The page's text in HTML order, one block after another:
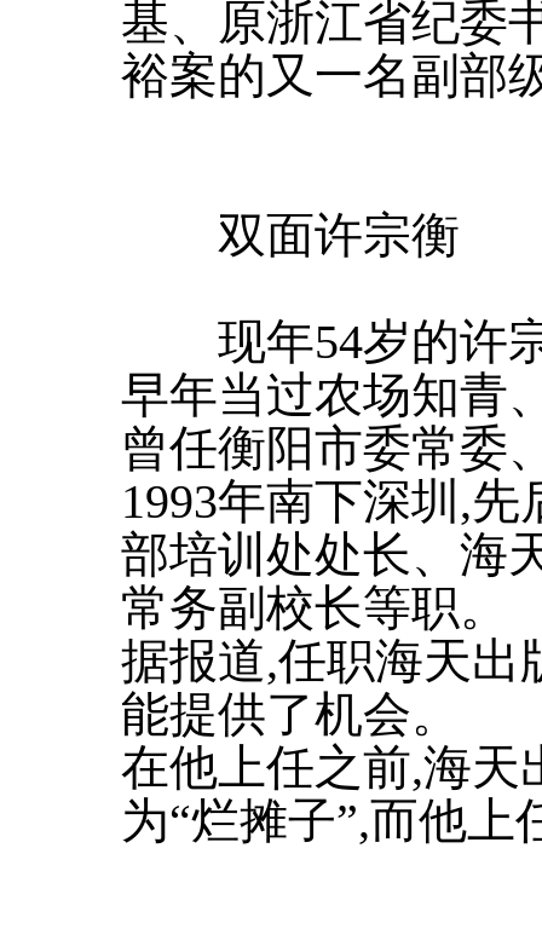
基、原浙江省纪委
裕案的又一名副部
双面许宗衡
现年54岁的许
早年当过农场知青
曾任衡阳市委常委
1993年南下深圳,
部培训处处长、海
常务副校长等职。
据报道,任职海天出
能提供了机会。
在他上任之前,海天
为“烂摊子”,而他